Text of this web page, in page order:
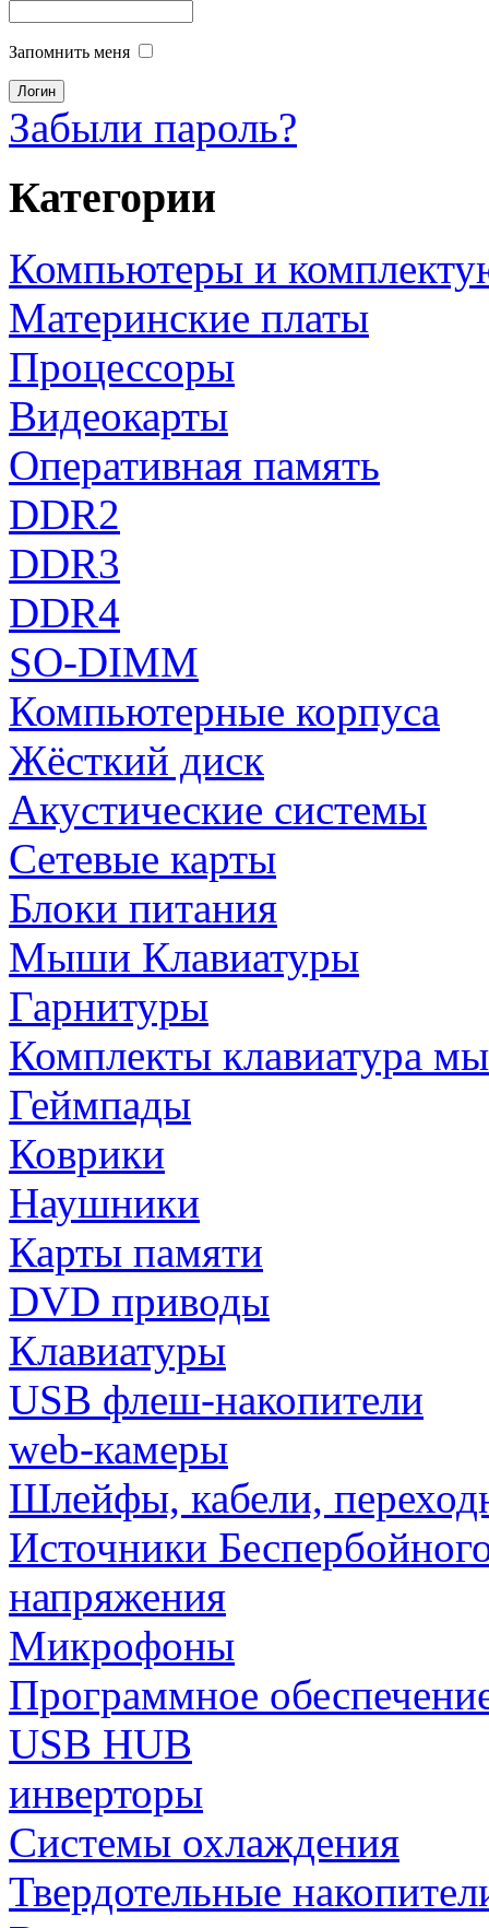
Запомнить меня
Забыли пароль?
Категории
Компьютеры и
Материнские платы
Процессоры
Видеокарты
Оперативная память
DDR2
DDR3
DDR4
SO-DIMM
Компьютерные корпуса
Жёсткий диск
Акустические системы
Сетевые карты
Блоки питания
Мыши Клавиатуры
Гарнитуры
Комплекты клавиатура
Геймпады
Коврики
Наушники
Карты памяти
DVD приводы
Клавиатуры
USB флеш-накопители
web-камеры
Шлейфы, кабели,
Источники
напряжения
Микрофоны
Программное
USB HUB
инверторы
Системы охлаждения
Твердотельные